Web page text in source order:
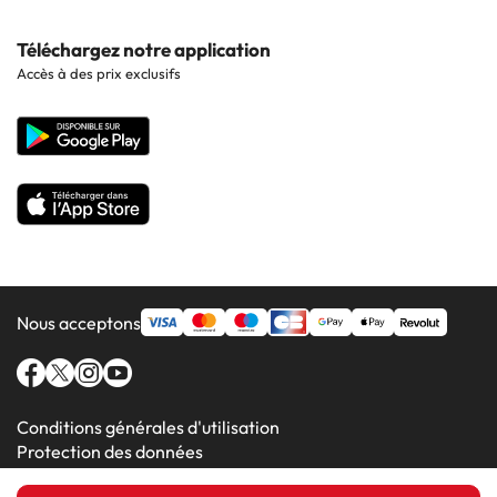
Hôtels à Lluchmajor
Hôtels en Séville
Hôtels en Grenade
Contactez-nous
Site corporate
Téléchargez notre application
Accès à des prix exclusifs
Nous acceptons
Conditions générales d'utilisation
Protection des données